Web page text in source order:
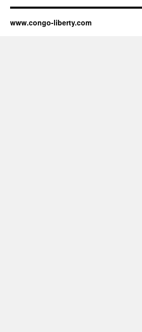
www.congo-liberty.com